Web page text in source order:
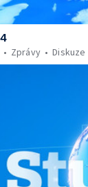
Zprávy Diskuze